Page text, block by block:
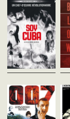
vost - 140'
À
Soy
vost -
Le chef
de Sa